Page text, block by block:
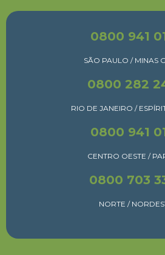
0800 941
SÃO PAULO / MINAS
0800 282
RIO DE JANEIRO /
0800 941
CENTRO OESTE /
0800 703
NORTE /